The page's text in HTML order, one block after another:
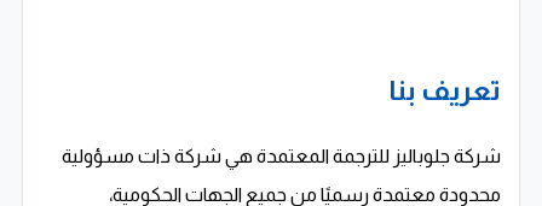
تعريف بنا
شركة جلوباليز للترجمة المعتمدة هي شركة ذات مسؤولية
محدودة معتمدة رسميًا من جميع الجهات الحكومية،